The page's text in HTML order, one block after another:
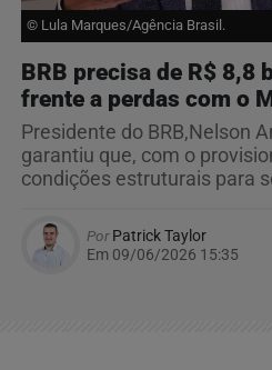
© Lula Marques/Agência Brasil.
BRB precisa de R$ 8,8
frente a perdas com o
Presidente do BRB,Nelson
garantiu que, com o
condições estruturais para
PorPatrick Taylor
Em 09/06/2026 15:35